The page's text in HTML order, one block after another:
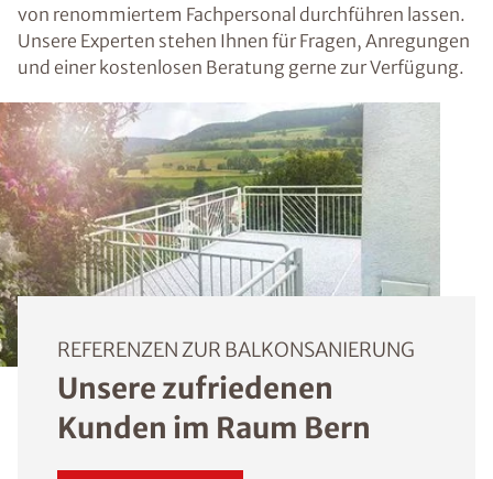
von renommiertem Fachpersonal durchführen lassen.
Unsere Experten stehen Ihnen für Fragen, Anregungen
und einer kostenlosen Beratung gerne zur Verfügung.
REFERENZEN ZUR BALKONSANIERUNG
Unsere zufriedenen
Kunden im Raum Bern